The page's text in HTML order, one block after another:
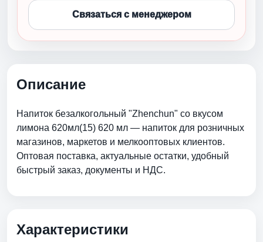
Связаться с менеджером
Описание
Напиток безалкогольный "Zhenchun" со вкусом
лимона 620мл(15) 620 мл — напиток для розничных
магазинов, маркетов и мелкооптовых клиентов.
Оптовая поставка, актуальные остатки, удобный
быстрый заказ, документы и НДС.
Характеристики